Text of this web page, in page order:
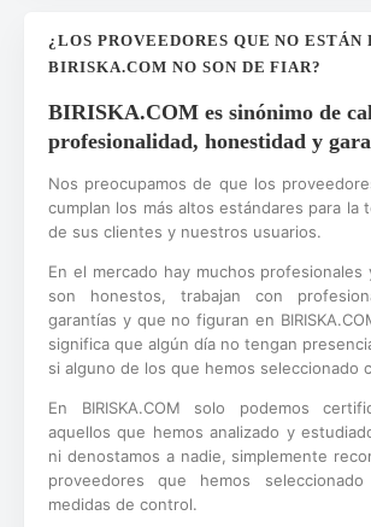
¿LOS PROVEEDORES QUE NO ESTÁN
BIRISKA.COM NO SON DE FIAR?
BIRISKA.COM es sinónimo de
profesionalidad, honestidad y
Nos preocupamos de que los
cumplan los más altos estándares para la
de sus clientes y nuestros usuarios.
En el mercado hay muchos profesionales
son honestos, trabajan con
garantías y que no figuran en
significa que algún día no tengan
si alguno de los que hemos seleccionado
En BIRISKA.COM solo podemos
aquellos que hemos analizado y
ni denostamos a nadie, simplemente
proveedores que hemos
medidas de control.